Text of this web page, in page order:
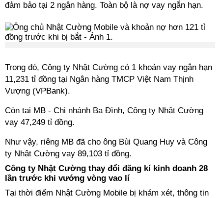
đảm bảo tại 2 ngân hàng. Toàn bộ là nợ vay ngắn hạn.
Trong đó, Công ty Nhật Cường có 1 khoản vay ngắn hạn
11,231 tỉ đồng tại Ngân hàng TMCP Việt Nam Thịnh
Vượng (VPBank).
Còn tại MB - Chi nhánh Ba Đình, Công ty Nhật Cường
vay 47,249 tỉ đồng.
Như vậy, riêng MB đã cho ông Bùi Quang Huy và Công
ty Nhật Cường vay 89,103 tỉ đồng.
Công ty Nhật Cường thay đổi đăng kí kinh doanh 28
lần trước khi vướng vòng vao lí
Tại thời điểm Nhật Cường Mobile bị khám xét, thông tin